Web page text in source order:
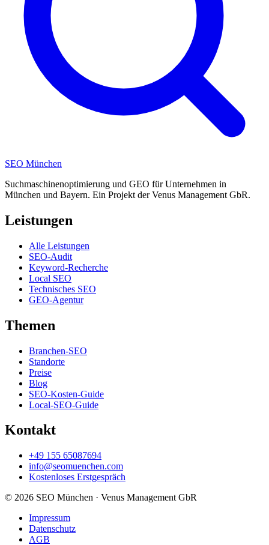
SEO München
Suchmaschinenoptimierung und GEO für Unternehmen in
München und Bayern. Ein Projekt der Venus Management GbR.
Leistungen
Alle Leistungen
SEO-Audit
Keyword-Recherche
Local SEO
Technisches SEO
GEO-Agentur
Themen
Branchen-SEO
Standorte
Preise
Blog
SEO-Kosten-Guide
Local-SEO-Guide
Kontakt
+49 155 65087694
info@seomuenchen.com
Kostenloses Erstgespräch
© 2026 SEO München · Venus Management GbR
Impressum
Datenschutz
AGB